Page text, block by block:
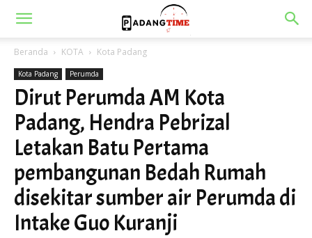
Beranda KOTA Kota Padang
Kota Padang Perumda
Dirut Perumda AM Kota
Padang, Hendra Pebrizal
Letakan Batu Pertama
pembangunan Bedah Rumah
disekitar sumber air Perumda di
Intake Guo Kuranji